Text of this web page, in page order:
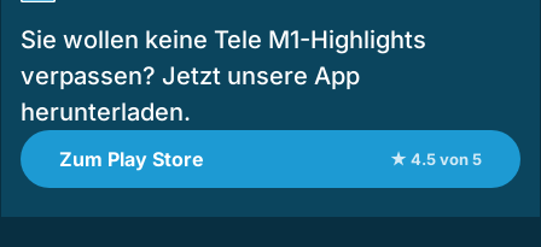
Sie wollen keine Tele M1-Highlights
verpassen? Jetzt unsere App
herunterladen.
Zum Play Store ★ 4.5 von 5